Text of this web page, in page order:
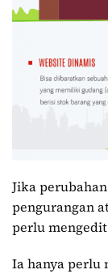
Jika
pengurangan
perlu
Ia hanya perlu